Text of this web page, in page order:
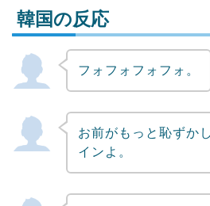
Powered by livedoor 相互
韓国の反応
フォフォフォフォ。
お前がもっと恥ずか
インよ。